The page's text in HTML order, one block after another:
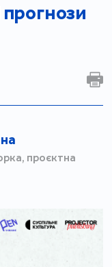
проєктна